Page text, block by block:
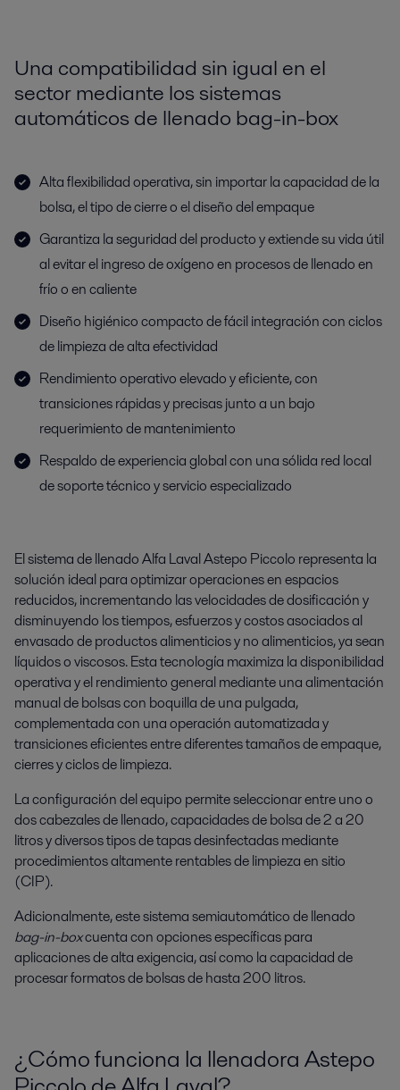
Una compatibilidad sin igual en el
sector mediante los sistemas
automáticos de llenado bag-in-box
Alta flexibilidad operativa, sin importar la capacidad de la
bolsa, el tipo de cierre o el diseño del empaque
Garantiza la seguridad del producto y extiende su vida útil
al evitar el ingreso de oxígeno en procesos de llenado en
frío o en caliente
Diseño higiénico compacto de fácil integración con ciclos
de limpieza de alta efectividad
Rendimiento operativo elevado y eficiente, con
transiciones rápidas y precisas junto a un bajo
requerimiento de mantenimiento
Respaldo de experiencia global con una sólida red local
de soporte técnico y servicio especializado
El sistema de llenado Alfa Laval Astepo Piccolo representa la
solución ideal para optimizar operaciones en espacios
reducidos, incrementando las velocidades de dosificación y
disminuyendo los tiempos, esfuerzos y costos asociados al
envasado de productos alimenticios y no alimenticios, ya sean
líquidos o viscosos. Esta tecnología maximiza la disponibilidad
operativa y el rendimiento general mediante una alimentación
manual de bolsas con boquilla de una pulgada,
complementada con una operación automatizada y
transiciones eficientes entre diferentes tamaños de empaque,
cierres y ciclos de limpieza.
La configuración del equipo permite seleccionar entre uno o
dos cabezales de llenado, capacidades de bolsa de 2 a 20
litros y diversos tipos de tapas desinfectadas mediante
procedimientos altamente rentables de limpieza en sitio
(CIP).
Adicionalmente, este sistema semiautomático de llenado
bag-in-boxcuenta con opciones específicas para
aplicaciones de alta exigencia, así como la capacidad de
procesar formatos de bolsas de hasta 200 litros.
¿Cómo funciona la llenadoraAstepo